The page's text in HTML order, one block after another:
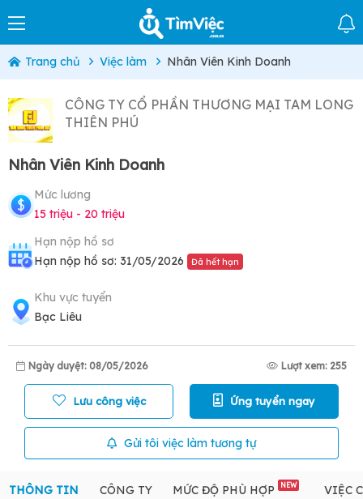
Trang chủ Việc làm Nhân Viên Kinh Doanh
CÔNG TY CỔ PHẦN THƯƠNG MẠI TAM LONG
THIÊN PHÚ
Nhân Viên Kinh Doanh
Mức lương
15 triệu - 20 triệu
Hạn nộp hồ sơ
Hạn nộp hồ sơ: 31/05/2026
Đã hết hạn
Khu vực tuyển
Bạc Liêu
Ngày duyệt: 08/05/2026 Lượt xem: 255
Lưu công việc Ứng tuyển ngay
Gửi tôi việc làm tương tự
THÔNG TIN CÔNG TY MỨC ĐỘ PHÙ HỢP NEW VIỆC